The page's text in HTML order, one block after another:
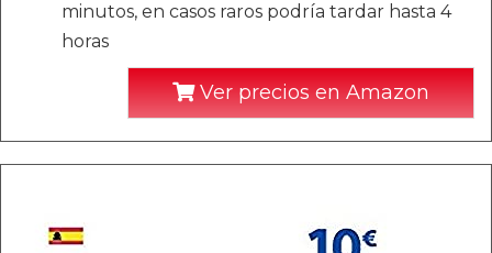
minutos, en casos raros podría tardar hasta 4
horas
Ver precios en Amazon